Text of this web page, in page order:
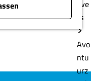
eve
rs
Avo
ntu
urz